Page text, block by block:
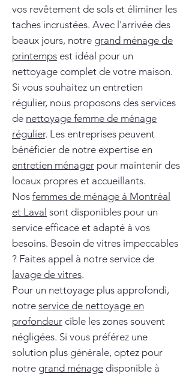
vos revêtement de sols et éliminer les
taches incrustées. Avec l'arrivée des
beaux jours, notre grand ménage de
printemps est idéal pour un
nettoyage complet de votre maison.
Si vous souhaitez un entretien
régulier, nous proposons des services
de nettoyage femme de ménage
régulier. Les entreprises peuvent
bénéficier de notre expertise en
entretien ménager pour maintenir des
locaux propres et accueillants.
Nos femmes de ménage à Montréal
et Laval sont disponibles pour un
service efficace et adapté à vos
besoins. Besoin de vitres impeccables
? Faites appel à notre service de
lavage de vitres.
Pour un nettoyage plus approfondi,
notre service de nettoyage en
profondeur cible les zones souvent
négligées. Si vous préférez une
solution plus générale, optez pour
notre grand ménage disponible à